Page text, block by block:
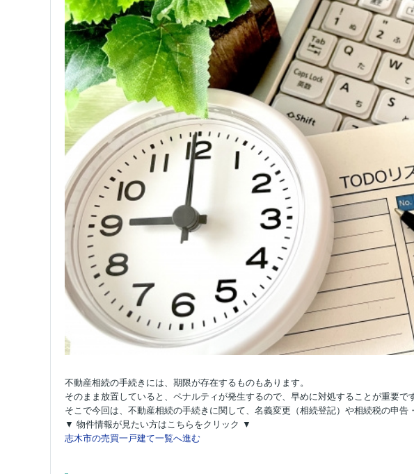
不動産相続の手続きには、期限が存在するものもあります。
そのまま放置していると、ペナルティが発生するので、早めに対処することが重要で
そこで今回は、不動産相続の手続きに関して、名義変更（相続登記）や相続税の申告
▼ 物件情報が見たい方はこちらをクリック ▼
志木市の売買一戸建て一覧へ進む